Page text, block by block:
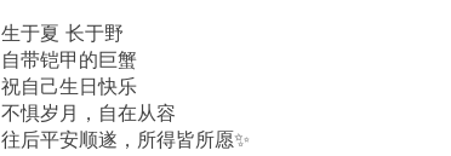
生于夏 长于野
自带铠甲的巨蟹
祝自己生日快乐
不惧岁月，自在从容
往后平安顺遂，所得皆所愿✨